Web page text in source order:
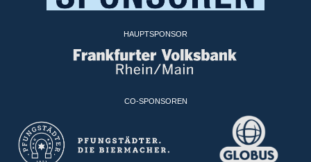
HAUPTSPONSOR
CO-SPONSOREN